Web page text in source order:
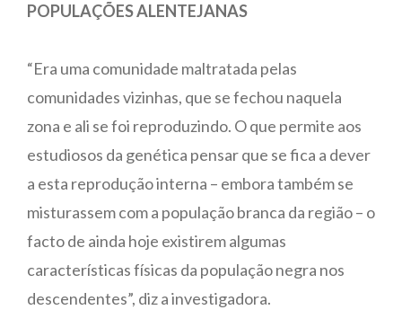
POPULAÇÕES ALENTEJANAS
“Era uma comunidade maltratada pelas
comunidades vizinhas, que se fechou naquela
zona e ali se foi reproduzindo. O que permite aos
estudiosos da genética pensar que se fica a dever
a esta reprodução interna – embora também se
misturassem com a população branca da região – o
facto de ainda hoje existirem algumas
características físicas da população negra nos
descendentes”, diz a investigadora.